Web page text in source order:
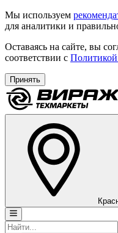
Мы используем
для аналитики и
Оставаясь на сайте, вы
соответствии с
Принять